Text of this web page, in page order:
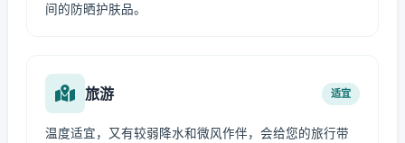
间的防晒护肤品。
旅游 适宜
温度适宜，又有较弱降水和微风作伴，会给您的旅行带